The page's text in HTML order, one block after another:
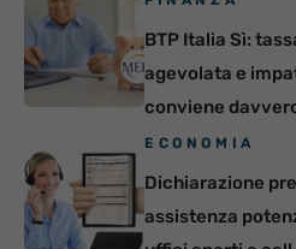
BTP Italia Sì:
agevolata e
conviene
ECONOMIA
Dichiarazione
assistenza